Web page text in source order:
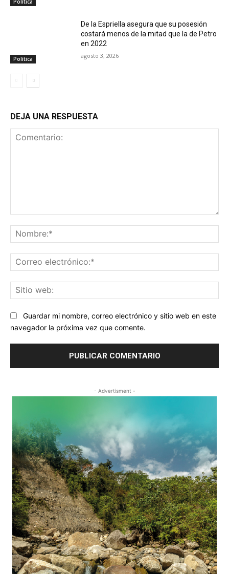
Política
Política
De la Espriella asegura que su posesión
costará menos de la mitad que la de Petro
en 2022
agosto 3, 2026
DEJA UNA RESPUESTA
Guardar mi nombre, correo electrónico y sitio web en este
navegador la próxima vez que comente.
- Advertisment -